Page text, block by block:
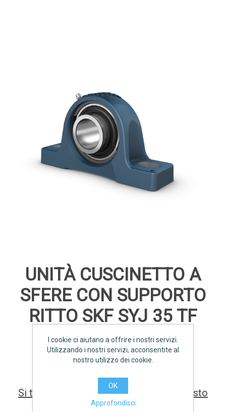
UNITÀ CUSCINETTO A
SFERE CON SUPPORTO
RITTO SKF SYJ 35 TF
SCHEDA TECNICA
Si tratta della prima recensione per questo
prodotto
I cookie ci aiutano a offrire i nostri servizi.
Utilizzando i nostri servizi, acconsentite al
nostro utilizzo dei cookie.
OK
Approfondisci